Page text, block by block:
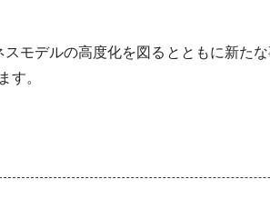
モデルの高度化を図るとともに新たな
。